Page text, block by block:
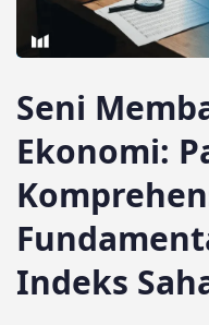
Seni
Ekonomi:
Indeks